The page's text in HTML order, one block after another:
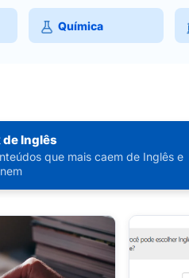
Química
de Inglês
que mais caem de Inglês e